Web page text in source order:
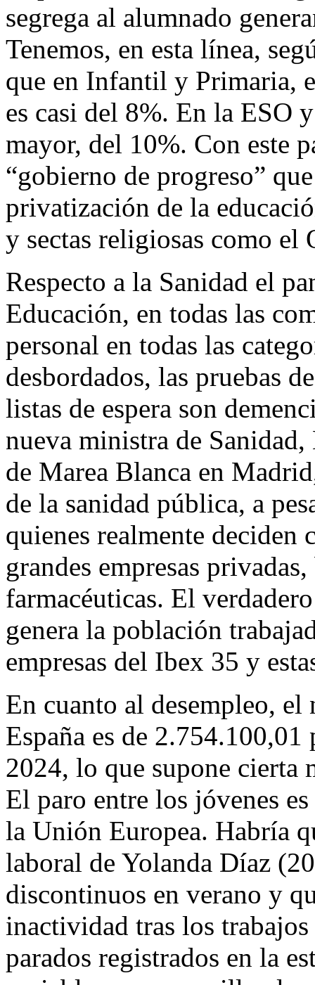
segrega al alumnado
Tenemos, en esta línea,
que en Infantil y Primaria,
es casi del 8%. En la ESO
mayor, del 10%. Con este
“gobierno de progreso”
privatización de la
y sectas religiosas como el
Respecto a la Sanidad el
Educación, en todas las
personal en todas las
desbordados, las pruebas
listas de espera son
nueva ministra de
de Marea Blanca en
de la sanidad pública, a
quienes realmente deciden
grandes empresas
farmacéuticas. El
genera la población
empresas del Ibex 35 y
En cuanto al desempleo, el
España es de
2024, lo que supone cierta
El paro entre los jóvenes
la Unión Europea. Habría
laboral de Yolanda Díaz
discontinuos en verano y
inactividad tras los
parados registrados en la